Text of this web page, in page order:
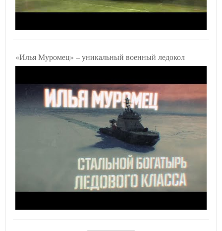
«Илья Муромец» – уникальный военный ледокол